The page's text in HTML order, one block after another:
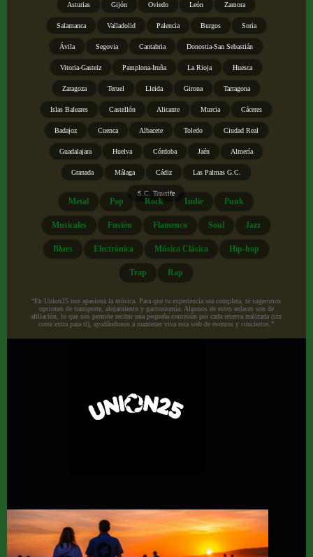
Asturias Gijón Oviedo León Zamora
Salamanca Valladolid Palencia Burgos Soria
Ávila Segovia Cantabria Donostia-San Sebastián
Vitoria-Gasteiz Pamplona-Iruña La Rioja Huesca
Zaragoza Teruel Lleida Girona Tarragona
Islas Baleares Castellón Alicante Murcia Cáceres
Badajoz Cuenca Albacete Toledo Ciudad Real
Guadalajara Huelva Córdoba Jaén Almería
Granada Málaga Cádiz Las Palmas G.C.
S.C. Tenerife
Metal Pop Rock Indie Punk
Musicales Fusión Flamenco Soul Jazz
Blues Electrónica Música Clásica Hip-hop
Trap Rap
“En Union25 nos apasiona la música. Para que tu experiencia sea completa, te sugerimos
opciones de transporte, alojamiento y gastronomía. Algunos de estos enlaces son de
afiliación, lo que nos permite recibir una pequeña comisión por cada reserva realizada (sin
coste extra para ti), ayudándonos a mantener viva esta web de eventos y conciertos.”